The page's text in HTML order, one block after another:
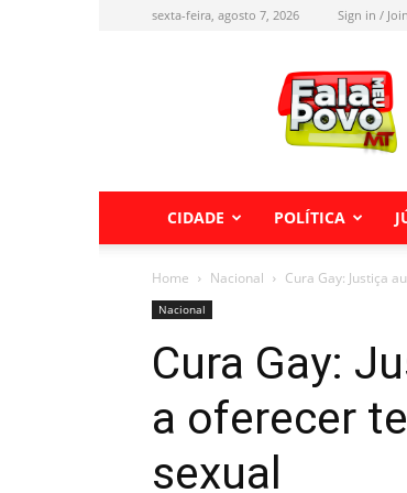
sexta-feira, agosto 7, 2026 Sign in / Join
Fala
meu
Povo
MT
CIDADE POLÍTICA
Home Nacional Cura Gay: Justiça
Nacional
Cura Gay:
a oferecer
sexual